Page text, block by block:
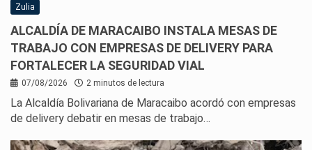
Zulia
ALCALDÍA DE MARACAIBO INSTALA MESAS DE
TRABAJO CON EMPRESAS DE DELIVERY PARA
FORTALECER LA SEGURIDAD VIAL
07/08/2026 2 minutos de lectura
La Alcaldía Bolivariana de Maracaibo acordó con empresas
de delivery debatir en mesas de trabajo…